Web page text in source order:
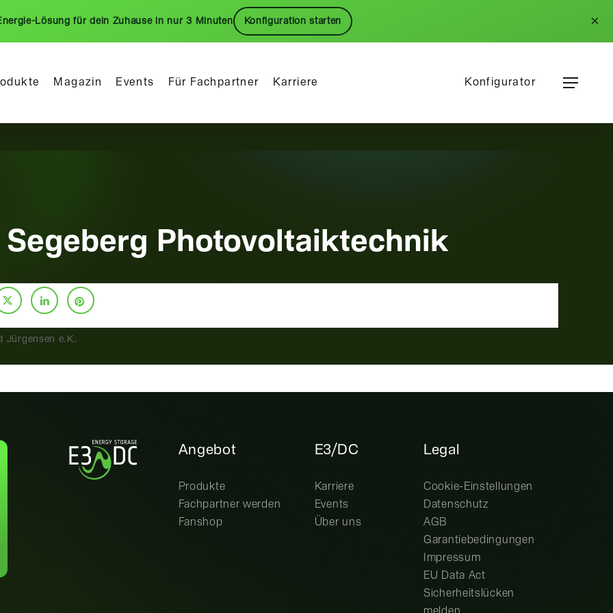
Lösung für dein Zuhause in nur 3 Minuten Konfiguration starten ×
Magazin Events Für Fachpartner Karriere Konfigurator Menu
Photovoltaiktechnik
Jürgensen e.K.
Angebot
Produkte
Fachpartner werden
Fanshop
E3/DC
Karriere
Events
Über uns
Legal
Cookie-Einstellungen
Datenschutz
AGB
Garantiebedingungen
Impressum
EU Data Act
Sicherheitslücken